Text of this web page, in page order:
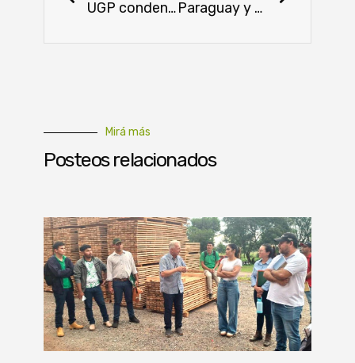
UGP condena actos de vandalismo y hace un llamado a la unidad y la verdad Paraguay y Brasil se unen para fortalecer su cooperación técnica y científica 2023-2025
Mirá más
Posteos relacionados